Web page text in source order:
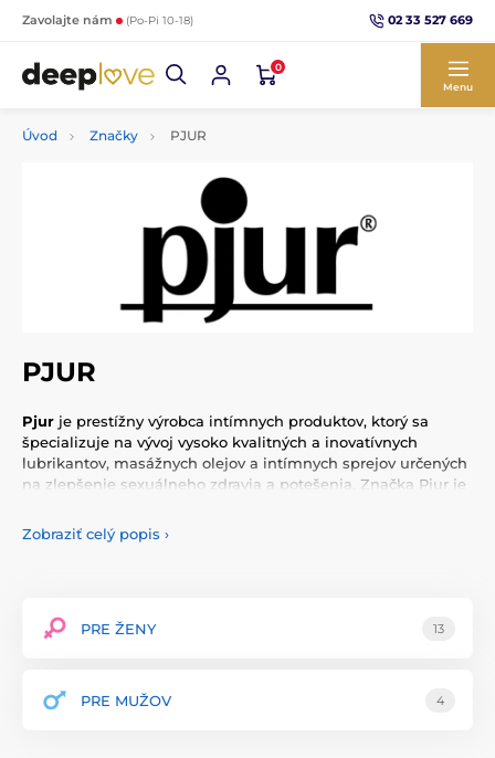
Zavolajte nám (Po-Pi 10-18) 02 33 527 669
0
Menu
Úvod Značky PJUR
PJUR
Pjur je prestížny výrobca intímnych produktov, ktorý sa
špecializuje na vývoj vysoko kvalitných a inovatívnych
lubrikantov, masážnych olejov a intímnych sprejov určených
na zlepšenie sexuálneho zdravia a potešenia. Značka Pjur je
svojich výrobkov, čo jej prinieslo uznanie a obľubu medzi
zákazníkmi po celom svete.
prechádza prísnymi kontrolami kvality a je dermatologicky
podporujú intímne zdravie a zvyšujú potešenie.
Zobraziť celý popis ›
PRE ŽENY 13
PRE MUŽOV 4